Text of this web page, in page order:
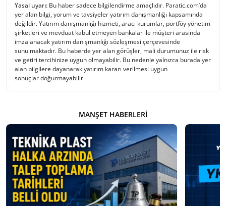
Yasal uyarı: Bu haber sadece bilgilendirme amaçlıdır. Paratic.com’da
yer alan bilgi, yorum ve tavsiyeler yatırım danışmanlığı kapsamında
değildir. Yatırım danışmanlığı hizmeti, aracı kurumlar, portföy yönetim
şirketleri ve mevduat kabul etmeyen bankalar ile müşteri arasında
imzalanacak yatırım danışmanlığı sözleşmesi çerçevesinde
sunulmaktadır. Bu haberde yer alan görüşler, mali durumunuz ile risk
ve getiri tercihinize uygun olmayabilir. Bu nedenle yalnızca burada yer
alan bilgilere dayanarak yatırım kararı verilmesi uygun
sonuçlar doğurmayabilir.
MANŞET HABERLERI